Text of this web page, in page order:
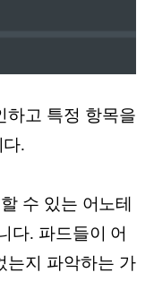
하고 특정 항목을
.
수 있는 어노테
다. 파드들이 어
는지 파악하는 가